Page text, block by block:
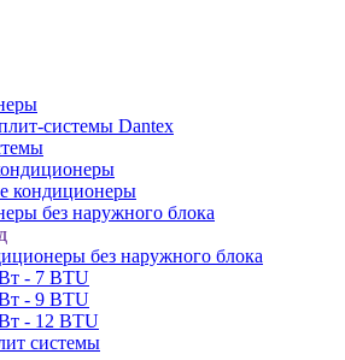
системы Dantex
кондиционеры
без наружного блока
без наружного блока
- 7 BTU
- 9 BTU
- 12 BTU
системы